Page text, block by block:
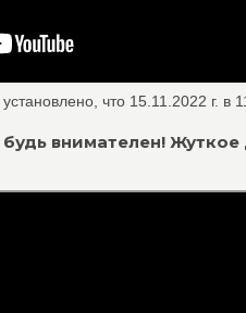
что 15.11.2022 г.
внимателен!